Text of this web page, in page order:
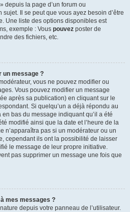
depuis la page d’un forum ou
Il se peut que vous ayez besoin d’être
Une liste des options disponibles est
exemple : Vous pouvez poster de
des fichiers, etc.
un message ?
vous ne pouvez modifier ou
Vous pouvez modifier un message
après sa publication) en cliquant sur le
Si quelqu’un a déjà répondu au
en bas du message indiquant qu’il a été
modifié ainsi que la date et l’heure de la
n’apparaîtra pas si un modérateur ou un
cependant ils ont la possibilité de laisser
le message de leur propre initiative.
pas supprimer un message une fois que
mes messages ?
depuis votre panneau de l’utilisateur.